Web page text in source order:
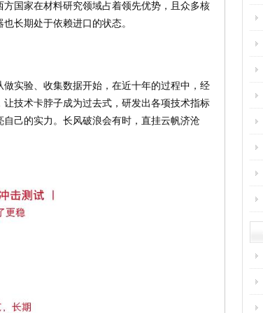
国家在材料研究领域占着领先优势，且众多核
长期处于依赖进口的状态。
实验、收集数据开始，在近十年的过程中，经
技术卡脖子成为过去式，研发出各项技术指标
己的实力。长风破浪会有时，直挂云帆济沧